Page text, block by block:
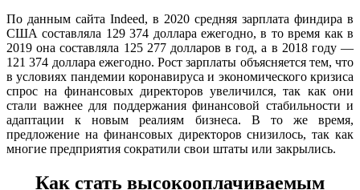
По данным сайта Indeed, в 2020 средняя зарплата финдира в
США составляла 129 374 доллара ежегодно, в то время как в
2019 она составляла 125 277 долларов в год, а в 2018 году —
121 374 доллара ежегодно. Рост зарплаты объясняется тем, что
в условиях пандемии коронавируса и экономического кризиса
спрос на финансовых директоров увеличился, так как они
стали важнее для поддержания финансовой стабильности и
адаптации к новым реалиям бизнеса. В то же время,
предложение на финансовых директоров снизилось, так как
многие предприятия сократили свои штаты или закрылись.
Как стать высокооплачиваемым